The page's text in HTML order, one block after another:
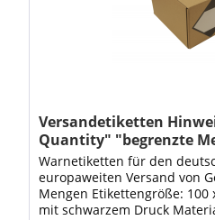
Versandetiketten
Quantity" "begrenzte
St. Etiketten)
Warnetiketten für den
europaweiten Versand von
Mengen Etikettengröße: 100
mit schwarzem Druck